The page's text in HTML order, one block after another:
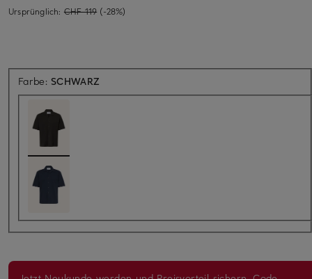
Ursprünglich: CHF 119 (-28%)
Farbe: SCHWARZ